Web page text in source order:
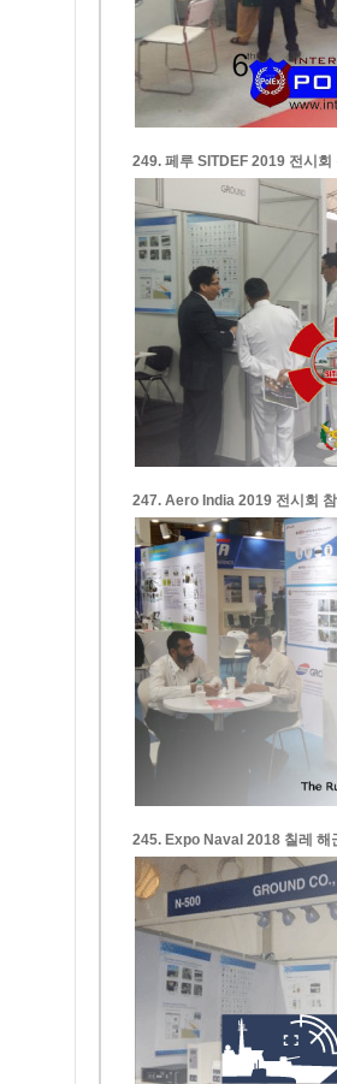
249. 페루 SITDEF 2019 전시회
247. Aero India 2019 전시회
245. Expo Naval 2018 칠레 해